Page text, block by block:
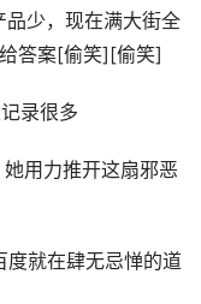
少，现在满大街全
答案[偷笑][偷笑]
录很多
用力推开这扇邪恶
度就在肆无忌惮的道